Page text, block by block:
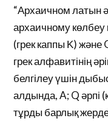
“Архаичном латын
архаичному көлбеу
(грек каппы Κ) және
грек алфавитінің
белгілеу үшін
алдында, A; Q әрпі
тұрды барлық